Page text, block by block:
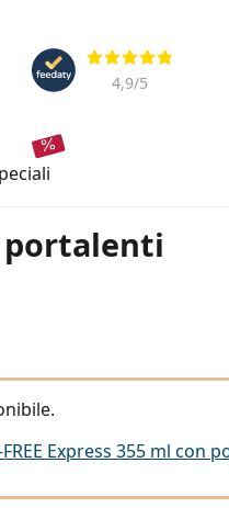
Valutazione
4,9/5
portalenti
FREE Express 355 ml con